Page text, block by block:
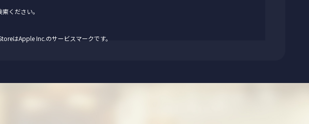
ください。
はApple Inc.のサービスマークです。